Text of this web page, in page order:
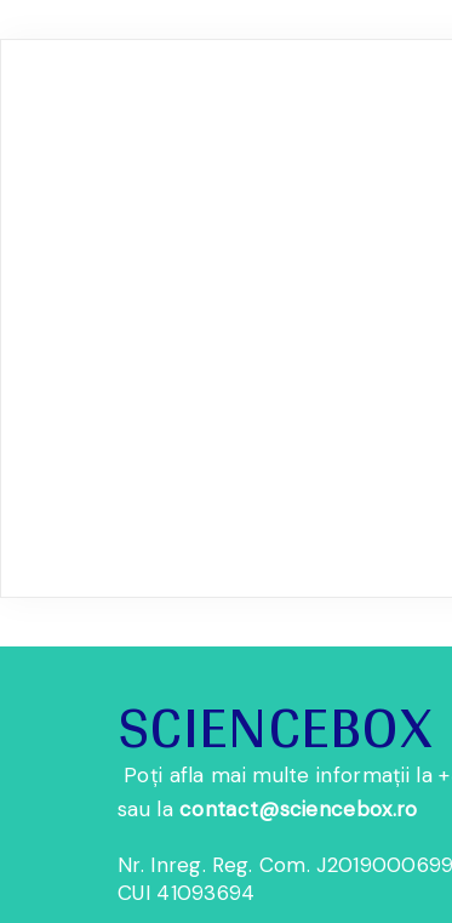
SCIENCEBOX
Poți afla mai multe informații la+
sau lacontact@sciencebox.ro
Nr. Inreg. Reg. Com.
CUI 41093694